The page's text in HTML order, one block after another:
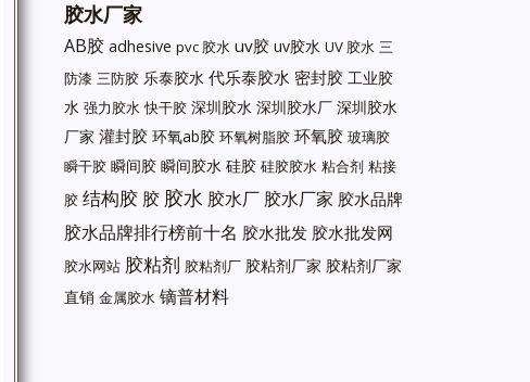
胶水厂家
AB胶 adhesive pvc 胶水 uv胶 uv胶水 UV 胶水 三
防漆 三防胶 乐泰胶水 代乐泰胶水 密封胶 工业胶
水 强力胶水 快干胶 深圳胶水 深圳胶水厂 深圳胶水
厂家 灌封胶 环氧ab胶 环氧树脂胶 环氧胶 玻璃胶
瞬干胶 瞬间胶 瞬间胶水 硅胶 硅胶胶水 粘合剂 粘接
胶 结构胶 胶 胶水 胶水厂 胶水厂家 胶水品牌
胶水品牌排行榜前十名 胶水批发 胶水批发网
胶水网站 胶粘剂 胶粘剂厂 胶粘剂厂家 胶粘剂厂家
直销 金属胶水 镝普材料